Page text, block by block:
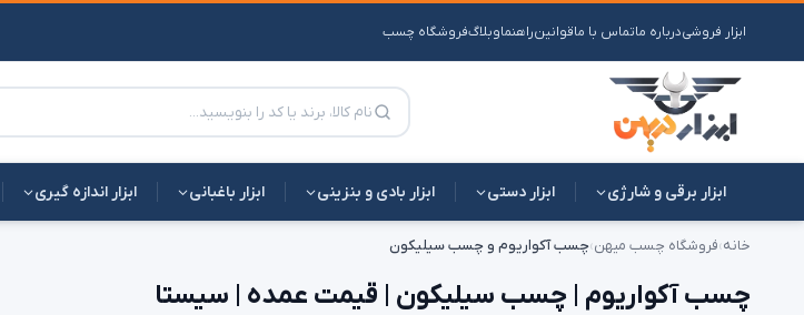
ابزار فروشیدرباره ماتماس با ماقوانینراهنماوبلاگفروشگاه چسب
ابزار برقی و شارژی ابزار دستی ابزار بادی و بنزینی ابزار باغبانی ابزار اندازه گیری
خانه›فروشگاه چسب میهن›چسب آکواریوم و چسب سیلیکون
چسب آکواریوم | چسب سیلیکون | قیمت عمده | سیستا